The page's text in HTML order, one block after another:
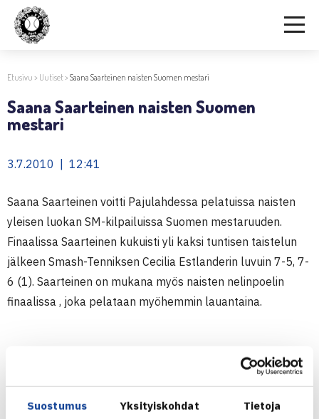
Suostumus Yksityiskohdat Tietoja
Etusivu > Uutiset>Saana Saarteinen naisten Suomen mestari
Saana Saarteinen naisten Suomen
mestari
3.7.2010 | 12:41
Saana Saarteinen voitti Pajulahdessa pelatuissa naisten
yleisen luokan SM-kilpailuissa Suomen mestaruuden.
Finaalissa Saarteinen kukuisti yli kaksi tuntisen taistelun
jälkeen Smash-Tenniksen Cecilia Estlanderin luvuin 7-5, 7-
6 (1). Saarteinen on mukana myös naisten nelinpoelin
finaalissa , joka pelataan myöhemmin lauantaina.